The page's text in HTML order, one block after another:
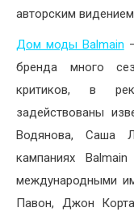
авторским
Дом моды Balmain
бренда много
критиков, в
задействованы
Водянова, Саша
кампаниях
международными
Павон, Джон